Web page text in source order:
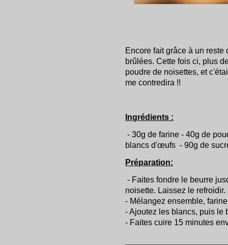
Encore fait grâce à un
brûlées. Cette fois ci, plus
poudre de noisettes, et
me contredira !!
Ingrédients :
- 30g de farine - 40g de
blancs d'œufs - 90g de
Préparation:
- Faites fondre le beurre
noisette. Laissez le refroidir.
- Mélangez ensemble,
- Ajoutez les blancs, puis le
- Faites cuire 15 minutes